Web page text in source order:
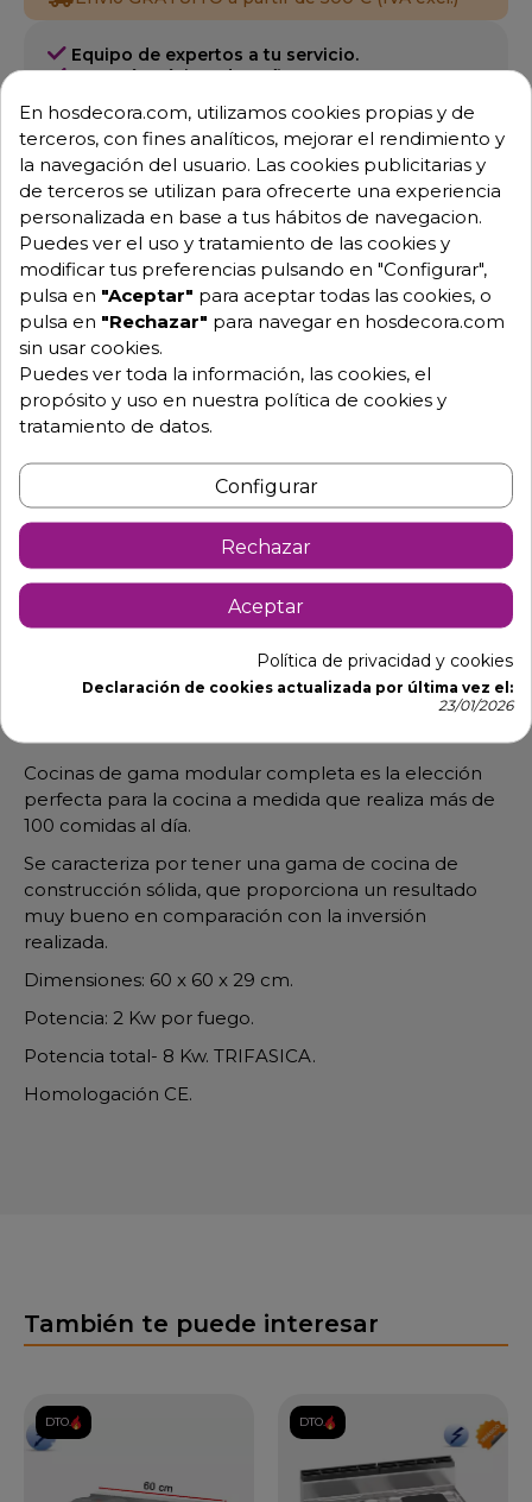
Equipo de expertos a tu servicio.
Garantía mínima de 1 año.
Consulta tus dudas con nosotros.
976 25 59 91
info@hosdecora.com
Hablemos
Pide tu presupuesto
Descripción Detalles de producto
protección termostática interna en cada placa.
Cocinas de gama modular completa es la elección
perfecta para la cocina a medida que realiza más de
100 comidas al día.
Se caracteriza por tener una gama de cocina de
construcción sólida, que proporciona un resultado
muy bueno en comparación con la inversión
realizada.
Dimensiones: 60 x 60 x 29 cm.
Potencia: 2 Kw por fuego.
Potencia total- 8 Kw. TRIFASICA.
Homologación CE.
También te puede interesar
DTO. DTO.
En hosdecora.com, utilizamos cookies propias y de
terceros, con fines analíticos, mejorar el rendimiento y
la navegación del usuario. Las cookies publicitarias y
de terceros se utilizan para ofrecerte una experiencia
personalizada en base a tus hábitos de navegacion.
Puedes ver el uso y tratamiento de las cookies y
modificar tus preferencias pulsando en "Configurar",
pulsa en "Aceptar" para aceptar todas las cookies, o
pulsa en "Rechazar" para navegar en hosdecora.com
sin usar cookies.
Puedes ver toda la información, las cookies, el
propósito y uso en nuestra política de cookies y
tratamiento de datos.
Configurar
Rechazar
Aceptar
Política de privacidad y cookies
Declaración de cookies actualizada por última vez el:
23/01/2026